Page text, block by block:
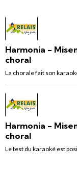
Harmonia -
choral
La chorale fait son
Harmonia -
choral
Le test du karaoké est